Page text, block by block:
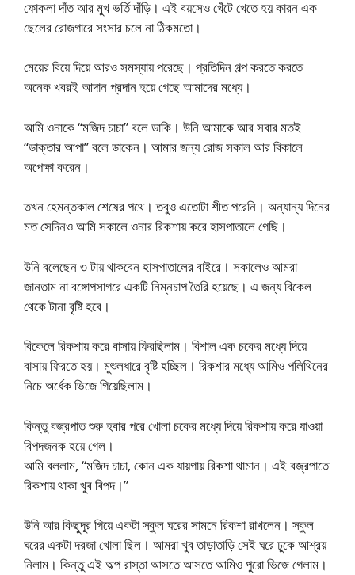
ফোকলা দাঁত আর মুখ ভর্তি দাঁড়ি। এই বয়সেও খেঁটে খেতে হয় কারন এক
ছেলের রোজগারে সংসার চলে না ঠিকমতো।
মেয়ের বিয়ে দিয়ে আরও সমস্যায় পরেছে। প্রতিদিন গল্প করতে করতে
অনেক খবরই আদান প্রদান হয়ে গেছে আমাদের মধ্যে।
আমি ওনাকে “মজিদ চাচা” বলে ডাকি। উনি আমাকে আর সবার মতই
“ডাক্তার আপা” বলে ডাকেন। আমার জন্য রোজ সকাল আর বিকালে
অপেক্ষা করেন।
তখন হেমন্তকাল শেষের পথে। তবুও এতোটা শীত পরেনি। অন্যান্য দিনের
মত সেদিনও আমি সকালে ওনার রিকশায় করে হাসপাতালে গেছি।
উনি বলেছেন ৩ টায় থাকবেন হাসপাতালের বাইরে। সকালেও আমরা
জানতাম না বঙ্গোপসাগরে একটি নিম্নচাপ তৈরি হয়েছে। এ জন্য বিকেল
থেকে টানা বৃষ্টি হবে।
বিকেলে রিকশায় করে বাসায় ফিরছিলাম। বিশাল এক চকের মধ্যে দিয়ে
বাসায় ফিরতে হয়। মুশুলধারে বৃষ্টি হচ্ছিল। রিকশার মধ্যে আমিও পলিথিনের
নিচে অর্ধেক ভিজে গিয়েছিলাম।
কিন্তু বজ্রপাত শুরু হবার পরে খোলা চকের মধ্যে দিয়ে রিকশায় করে যাওয়া
বিপদজনক হয়ে গেল।
আমি বললাম, “মজিদ চাচা, কোন এক যায়গায় রিকশা থামান। এই বজ্রপাতে
রিকশায় থাকা খুব বিপদ।”
উনি আর কিছুদূর গিয়ে একটা স্কুল ঘরের সামনে রিকশা রাখলেন। স্কুল
ঘরের একটা দরজা খোলা ছিল। আমরা খুব তাড়াতাড়ি সেই ঘরে ঢুকে আশ্রয়
নিলাম। কিন্তু এই অল্প রাস্তা আসতে আসতে আমিও পুরো ভিজে গেলাম।